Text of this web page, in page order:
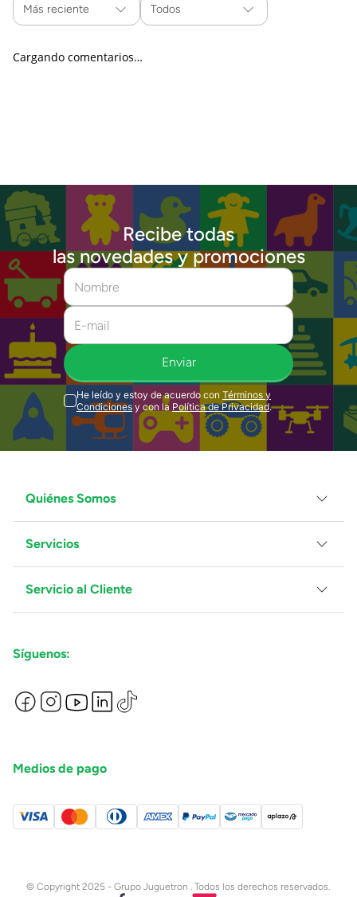
Más reciente Todos
Cargando comentarios…
Recibe todas
las novedades y promociones
Enviar
He leído y estoy de acuerdo con Términos y
Condiciones y con la Política de Privacidad.
Quiénes Somos
Grupo Juguetron
Localiza tu tienda
Blog
Servicios
Facturación
Proveedores
Servicio al Cliente
Preguntas Frecuentes
Términos y Condiciones
Devoluciones de Compras en Línea
Síguenos:
Medios de pago
© Copyright 2025 - Grupo Juguetron . Todos los derechos reservados.